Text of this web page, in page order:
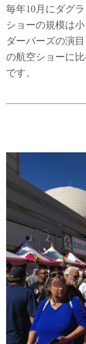
毎年10月にダグ
ショーの規模は
ダーバーズの演
の航空ショーに
です。